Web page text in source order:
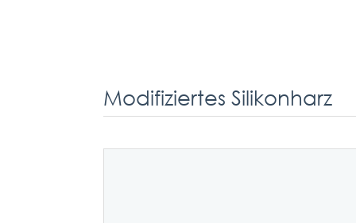
Modifiziertes Silikonharz